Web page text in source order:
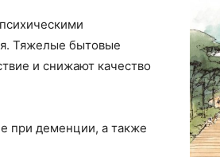
Тяжелые бытовые
и снижают качество
при деменции, а также